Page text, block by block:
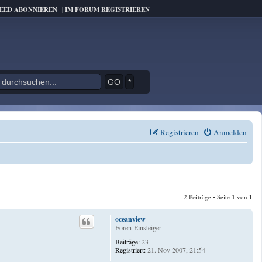
ABONNIEREN |IM FORUM REGISTRIEREN
*
Anmelden
Registrieren
2 Beiträge • Seite 1 von 1
oceanview
Foren-Einsteiger
Beiträge:23
Registriert:21. Nov 2007, 21:54